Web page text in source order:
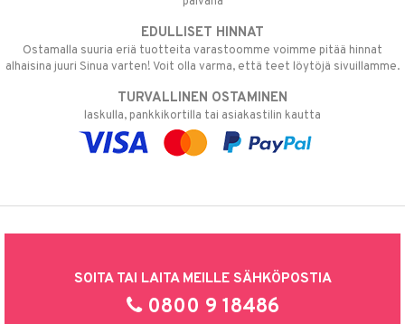
EDULLISET HINNAT
Ostamalla suuria eriä tuotteita varastoomme voimme pitää hinnat
alhaisina juuri Sinua varten! Voit olla varma, että teet löytöjä sivuillamme.
TURVALLINEN OSTAMINEN
laskulla, pankkikortilla tai asiakastilin kautta
SOITA TAI LAITA MEILLE SÄHKÖPOSTIA
0800 9 18486